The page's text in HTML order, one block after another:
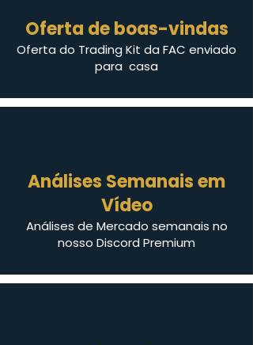
Oferta de boas-vindas
Oferta do Trading Kit da FAC enviado
para casa
Análises Semanais em
Vídeo
Análises de Mercado semanais no
nosso Discord Premium